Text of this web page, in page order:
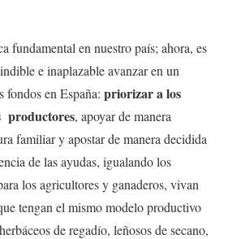
fundamental en nuestro país; ahora, es
e inaplazable avanzar en un
fondos en España: priorizar a los
productores, apoyar de manera
familiar y apostar de manera decidida
de las ayudas, igualando los
los agricultores y ganaderos, vivan
tengan el mismo modelo productivo
de regadío, leñosos de secano,